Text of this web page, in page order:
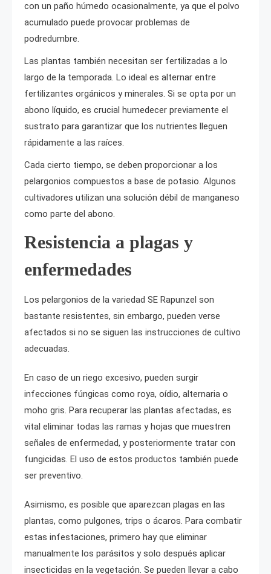
con un paño húmedo ocasionalmente, ya que el polvo
acumulado puede provocar problemas de
podredumbre.
Las plantas también necesitan ser fertilizadas a lo
largo de la temporada. Lo ideal es alternar entre
fertilizantes orgánicos y minerales. Si se opta por un
abono líquido, es crucial humedecer previamente el
sustrato para garantizar que los nutrientes lleguen
rápidamente a las raíces.
Cada cierto tiempo, se deben proporcionar a los
pelargonios compuestos a base de potasio. Algunos
cultivadores utilizan una solución débil de manganeso
como parte del abono.
Resistencia a plagas y
enfermedades
Los pelargonios de la variedad SE Rapunzel son
bastante resistentes, sin embargo, pueden verse
afectados si no se siguen las instrucciones de cultivo
adecuadas.
En caso de un riego excesivo, pueden surgir
infecciones fúngicas como roya, oídio, alternaria o
moho gris. Para recuperar las plantas afectadas, es
vital eliminar todas las ramas y hojas que muestren
señales de enfermedad, y posteriormente tratar con
fungicidas. El uso de estos productos también puede
ser preventivo.
Asimismo, es posible que aparezcan plagas en las
plantas, como pulgones, trips o ácaros. Para combatir
estas infestaciones, primero hay que eliminar
manualmente los parásitos y solo después aplicar
insecticidas en la vegetación. Se pueden llevar a cabo